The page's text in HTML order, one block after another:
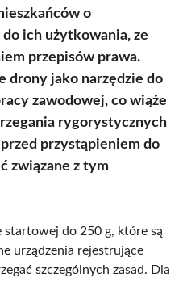
o
ich użytkowania, ze
przepisów prawa.
drony jako narzędzie do
zawodowej, co wiąże
rygorystycznych
przystąpieniem do
związane z tym
do 250 g, które są
urządzenia rejestrujące
szczególnych zasad. Dla